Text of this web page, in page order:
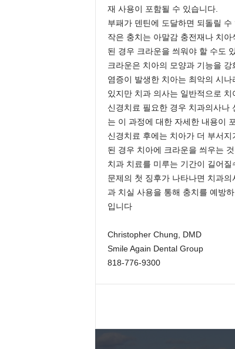
재 사용이 포함될 수 있습니다.
부패가 덴틴에 도달하면 되돌릴 수
작은 충치는 아말감 충전재나 치
된 경우 크라운을 씌워야 할 수도
크라운은 치아의 모양과 기능을
염증이 발생한 치아는 최악의 시
있지만 치과 의사는 일반적으로
신경치료 필요한 경우 치과의사나
는 이 과정에 대한 자세한 내용이
신경치료 후에는 치아가 더 부서
된 경우 치아에 크라운을 씌우는
치과 치료를 미루는 기간이 길어
문제의 첫 징후가 나타나면 치과
과 치실 사용을 통해 충치를 예방
입니다
Christopher Chung, DMD
Smile Again Dental Group
818-776-9300